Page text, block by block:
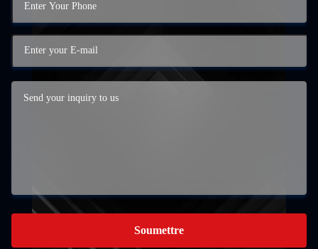
Soumettre